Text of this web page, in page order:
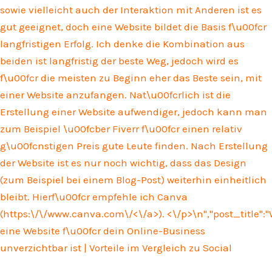
sowie vielleicht auch der Interaktion mit Anderen ist es
gut geeignet, doch eine Website bildet die Basis f\u00fcr
langfristigen Erfolg. Ich denke die Kombination aus
beiden ist langfristig der beste Weg, jedoch wird es
f\u00fcr die meisten zu Beginn eher das Beste sein, mit
einer Website anzufangen. Nat\u00fcrlich ist die
Erstellung einer Website aufwendiger, jedoch kann man
zum Beispiel \u00fcber Fiverr f\u00fcr einen relativ
g\u00fcnstigen Preis gute Leute finden. Nach Erstellung
der Website ist es nur noch wichtig, dass das Design
(zum Beispiel bei einem Blog-Post) weiterhin einheitlich
bleibt. Hierf\u00fcr empfehle ich Canva
(https:\/\/www.canva.com\/<\/a>). <\/p>\n
eine Website f\u00fcr dein Online-Business
unverzichtbar ist | Vorteile im Vergleich zu Social